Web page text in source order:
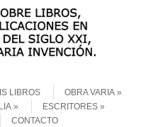
LIBROS
OBRA VARIA
ESCRITORES
CONTACTO